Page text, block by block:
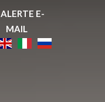
ALERTE E-
MAIL